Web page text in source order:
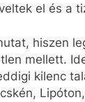
el és a
hiszen
mellett.
kilenc